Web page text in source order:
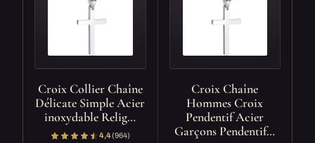
Croix Collier Chaîne
Délicate Simple Acier
inoxydable Relig…
4,4(964)
Croix Chaîne
Hommes Croix
Pendentif Acier
Garçons Pendentif…